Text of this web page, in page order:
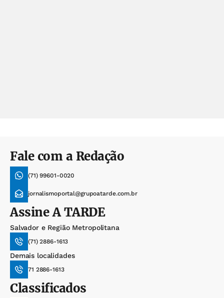
Fale com a Redação
(71) 99601-0020
jornalismoportal@grupoatarde.com.br
AssineA TARDE
Salvador e Região Metropolitana
(71) 2886-1613
Demais localidades
71 2886-1613
Classificados